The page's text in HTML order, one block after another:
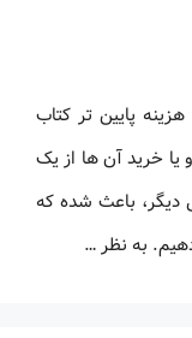
پایین تر کتاب
یا خرید آن ها از یک
باعث شده که
به نظر …